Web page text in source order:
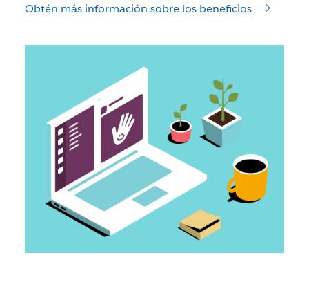
Obtén más información sobre los beneficios